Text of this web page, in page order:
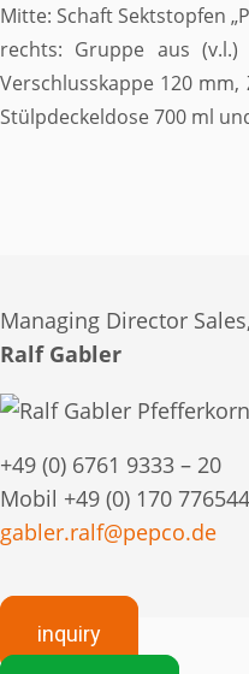
Mitte: Schaft Sektstopfen
rechts: Gruppe aus (v.l.)
Verschlusskappe 120 mm,
Stülpdeckeldose 700 ml
Managing Director
Ralf Gabler
+49 (0) 6761 9333 – 20
Mobil +49 (0) 170
gabler.ralf@pepco.de
inquiry